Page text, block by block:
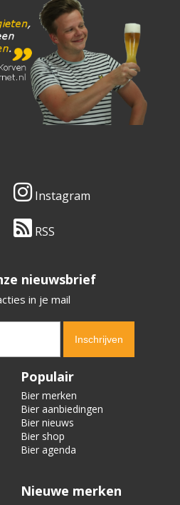
Instagram
RSS
nieuwsbrief
in je mail
Populair
Bier merken
Bier aanbiedingen
Bier nieuws
Bier shop
Bier agenda
Nieuwe merken